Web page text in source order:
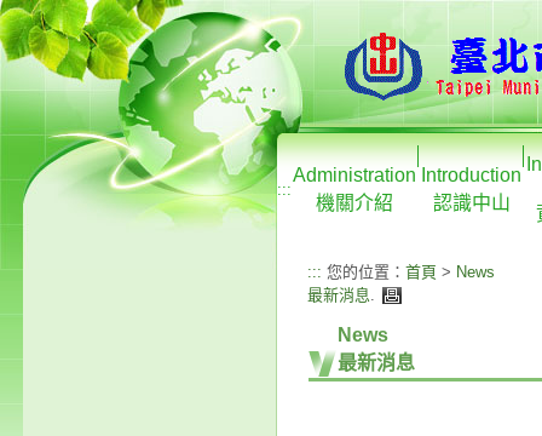
:::
Administration
機關介紹
Introduction
認識中山
::: 您的位置： 首頁 > News
最新消息.
News
最新消息